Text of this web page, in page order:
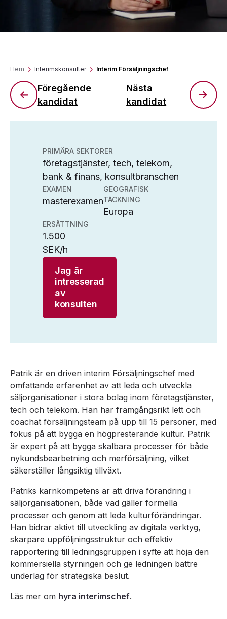
Hem Interimskonsulter Interim Försäljningschef
Föregående
kandidat
Nästa
kandidat
PRIMÄRA SEKTORER
företagstjänster, tech, telekom,
bank & finans, konsultbranschen
EXAMEN
masterexamen
GEOGRAFISK
TÄCKNING
Europa
ERSÄTTNING
1.500
SEK/h
Jag är
intresserad
av
konsulten
Patrik är en driven interim Försäljningschef med
omfattande erfarenhet av att leda och utveckla
säljorganisationer i stora bolag inom företagstjänster,
tech och telekom. Han har framgångsrikt lett och
coachat försäljningsteam på upp till 15 personer, med
fokus på att bygga en högpresterande kultur. Patrik
är expert på att bygga skalbara processer för både
nykundsbearbetning och merförsäljning, vilket
säkerställer långsiktig tillväxt.
Patriks kärnkompetens är att driva förändring i
säljorganisationen, både vad gäller formella
processer och genom att leda kulturförändringar.
Han bidrar aktivt till utveckling av digitala verktyg,
skarpare uppföljningsstruktur och effektiv
rapportering till ledningsgruppen i syfte att höja den
kommersiella styrningen och ge ledningen bättre
underlag för strategiska beslut.
Läs mer om hyra interimschef.